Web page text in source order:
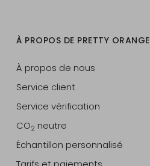
À PROPOS DE PRETTY ORANGE
À propos de nous
Service client
Service vérification
CO2 neutre
Échantillon personnalisé